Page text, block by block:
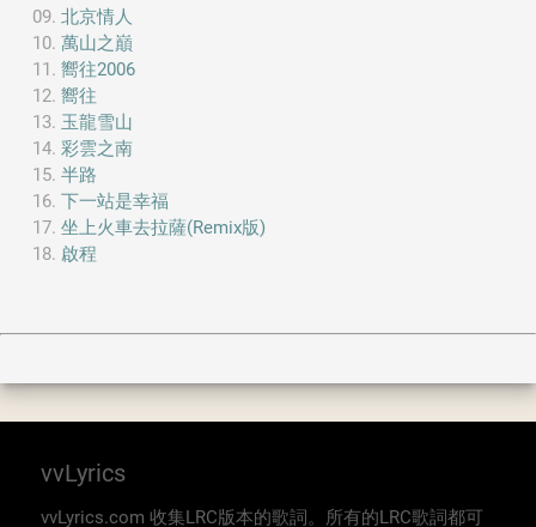
北京情人
萬山之巔
嚮往2006
嚮往
玉龍雪山
彩雲之南
半路
下一站是幸福
坐上火車去拉薩(Remix版)
啟程
vvLyrics
vvLyrics.com 收集LRC版本的歌詞。所有的LRC歌詞都可